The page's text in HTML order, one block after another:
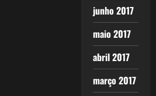
junho 2017
maio 2017
abril 2017
março 2017